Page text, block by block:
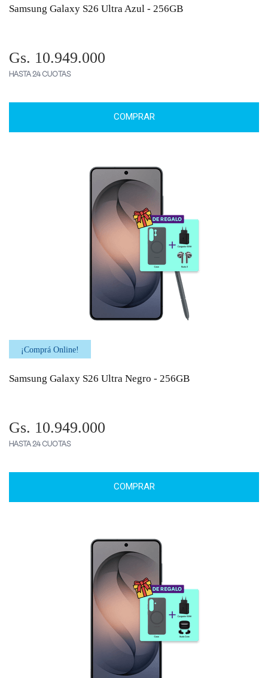
Samsung Galaxy S26 Ultra Azul - 256GB
Gs. 10.949.000
HASTA 24 CUOTAS
COMPRAR
¡Comprá Online!
Samsung Galaxy S26 Ultra Negro - 256GB
Gs. 10.949.000
HASTA 24 CUOTAS
COMPRAR